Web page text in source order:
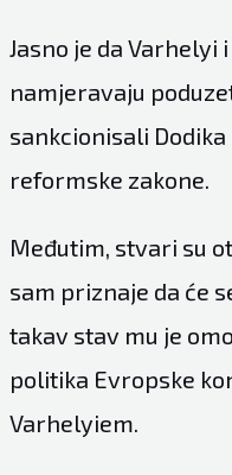
Jasno je da Varhelyi
namjeravaju
sankcionisali
reformske zakone.
Međutim, stvari su
sam priznaje da će
takav stav mu je
politika Evropske
Varhelyiem.